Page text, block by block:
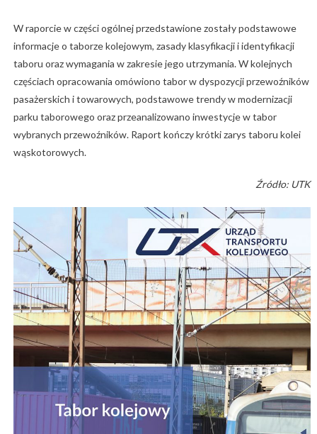
W raporcie w części ogólnej przedstawione zostały podstawowe
informacje o taborze kolejowym, zasady klasyfikacji i identyfikacji
taboru oraz wymagania w zakresie jego utrzymania. W kolejnych
częściach opracowania omówiono tabor w dyspozycji przewoźników
pasażerskich i towarowych, podstawowe trendy w modernizacji
parku taborowego oraz przeanalizowano inwestycje w tabor
wybranych przewoźników. Raport kończy krótki zarys taboru kolei
wąskotorowych.
Źródło: UTK